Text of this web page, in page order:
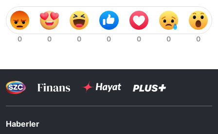
Haberler